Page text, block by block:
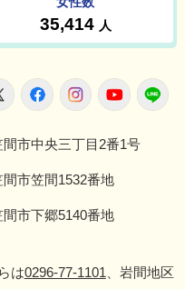
市役所
X FacebookInstagram
市中央三丁目2番1号
市笠間1532番地
市下郷5140番地
は0296-77-1101 、岩間地区